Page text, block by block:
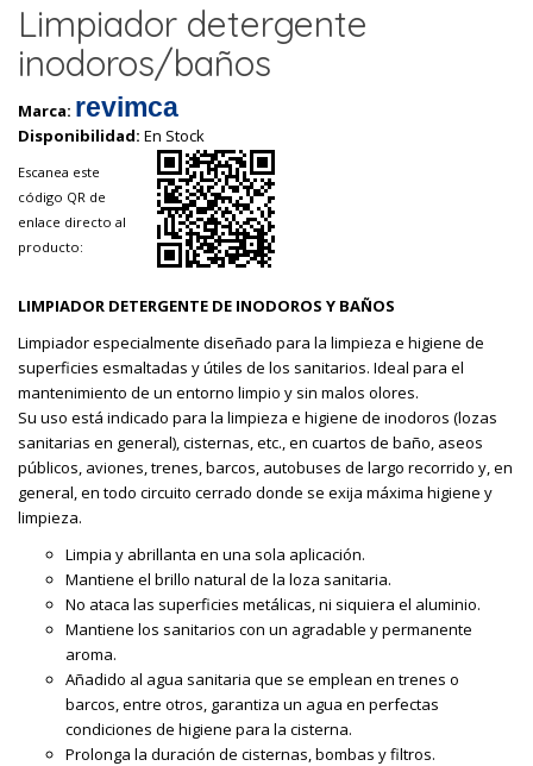
Limpiador detergente
inodoros/baños
Marca: revimca
Disponibilidad: En Stock
Escanea este
código QR de
enlace directo al
producto:
LIMPIADOR DETERGENTE DE INODOROS Y BAÑOS
Limpiador especialmente diseñado para la limpieza e higiene de
superficies esmaltadas y útiles de los sanitarios. Ideal para el
mantenimiento de un entorno limpio y sin malos olores.
Su uso está indicado para la limpieza e higiene de inodoros (lozas
sanitarias en general), cisternas, etc., en cuartos de baño, aseos
públicos, aviones, trenes, barcos, autobuses de largo recorrido y, en
general, en todo circuito cerrado donde se exija máxima higiene y
limpieza.
Limpia y abrillanta en una sola aplicación.
Mantiene el brillo natural de la loza sanitaria.
No ataca las superficies metálicas, ni siquiera el aluminio.
Mantiene los sanitarios con un agradable y permanente
aroma.
Añadido al agua sanitaria que se emplean en trenes o
barcos, entre otros, garantiza un agua en perfectas
condiciones de higiene para la cisterna.
Prolonga la duración de cisternas, bombas y filtros.